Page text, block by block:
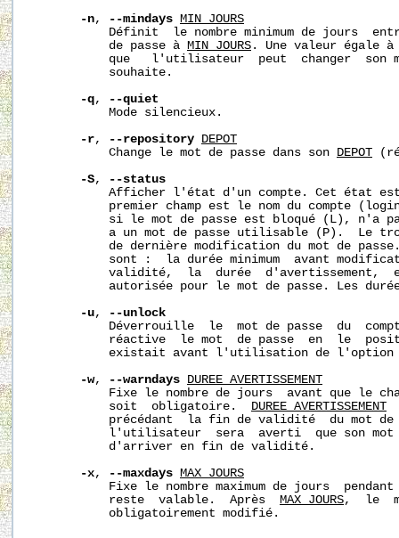
-n, --mindays
MIN_JOURS
Définit  le nombre minimum de jours
           de passe à
MIN_JOURS . Une valeur égale à
que   l'utilisateur  peut  changer  son
           souhaite.
-q,
--quiet
           Mode silencieux.
-r, --repository
DEPOT
           Change le mot de passe dans son
DEPOT
-S,
--status
Afficher l'état d'un compte. Cet état
premier champ est le nom du compte
si le mot de passe est bloqué (L), n'a
a un mot de passe utilisable (P).  Le
de dernière modification du mot de
sont :  la durée minimum  avant
validité,  la  durée  d'avertissement,
autorisée pour le mot de passe. Les
-u,
--unlock
Déverrouille  le  mot de passe  du
réactive  le mot  de passe  en  le
existait avant l'utilisation de
-w, --warndays
DUREE_AVERTISSEMENT
Fixe le nombre de jours  avant que le
           soit  obligatoire.
DUREE_AVERTISSEMENT
précédant  la fin de validité  du mot
l'utilisateur  sera  averti  que son
           d'arriver en fin de validité.
-x, --maxdays
MAX_JOURS
Fixe le nombre maximum de jours
           reste  valable.  Après
MAX_JOURS,  le
           obligatoirement modifié.